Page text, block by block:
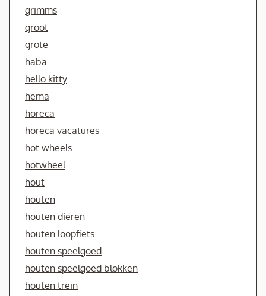
grimms
groot
grote
haba
hello kitty
hema
horeca
horeca vacatures
hot wheels
hotwheel
hout
houten
houten dieren
houten loopfiets
houten speelgoed
houten speelgoed blokken
houten trein